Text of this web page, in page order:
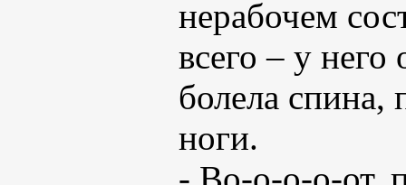
нерабочем
всего – у
болела спина,
ноги.